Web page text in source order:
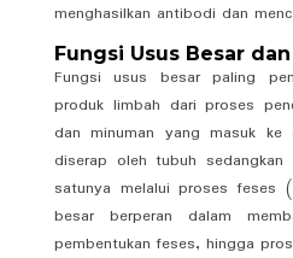
menghasilkan antibodi dan
Fungsi Usus Besar
Fungsi usus besar paling
produk limbah dari proses
dan minuman yang masuk ke
diserap oleh tubuh sedangkan
satunya melalui proses feses
besar berperan dalam
pembentukan feses, hingga